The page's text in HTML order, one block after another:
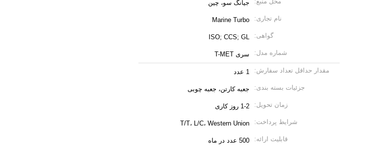
جیانگ سو، چین
نام تجاری: Marine Turbo
گواهی: ISO; CCS; GL
شماره مدل: سری T-MET
مقدار حداقل تعداد سفارش: 1 عدد
جزئیات بسته بندی: جعبه کارتن، جعبه چوبی
زمان تحویل: 1-2 روز کاری
شرایط پرداخت: T/T، L/C، Western Union
قابلیت ارائه: 500 عدد در ماه